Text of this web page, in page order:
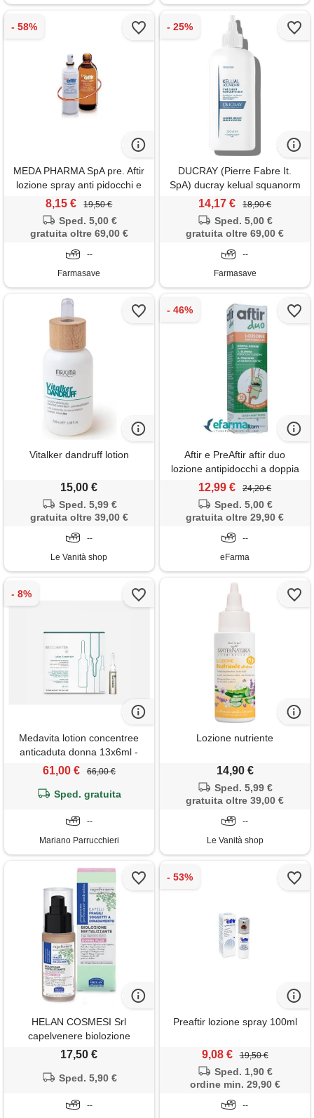
MEDA PHARMA SpA pre. Aftir
lozione spray anti pidocchi e
lendini 100 ml
8,15 € 19,50 €
Sped. 5,00 €
gratuita oltre 69,00 €
--
Farmasave
DUCRAY (Pierre Fabre It.
SpA) ducray kelual squanorm
fresh control lozione, elimina
la forfora e lenisce la
sensazione di prurito, 200ml
14,17 € 18,90 €
Sped. 5,00 €
gratuita oltre 69,00 €
--
Farmasave
Vitalker dandruff lotion
15,00 €
Sped. 5,99 €
gratuita oltre 39,00 €
--
Le Vanità shop
Aftir e PreAftir aftir duo
lozione antipidocchi a doppia
azione 100 ml
12,99 € 24,20 €
Sped. 5,00 €
gratuita oltre 29,90 €
--
eFarma
Medavita lotion concentree
anticaduta donna 13x6ml -
fiale intensive anticaduta
61,00 € 66,00 €
Sped. gratuita
--
Mariano Parrucchieri
Lozione nutriente
14,90 €
Sped. 5,99 €
gratuita oltre 39,00 €
--
Le Vanità shop
HELAN COSMESI Srl
capelvenere biolozione
rivitalizzante plus donna 30 ml
17,50 €
Sped. 5,90 €
--
Preaftir lozione spray 100ml
9,08 € 19,50 €
Sped. 1,90 €
ordine min. 29,90 €
--